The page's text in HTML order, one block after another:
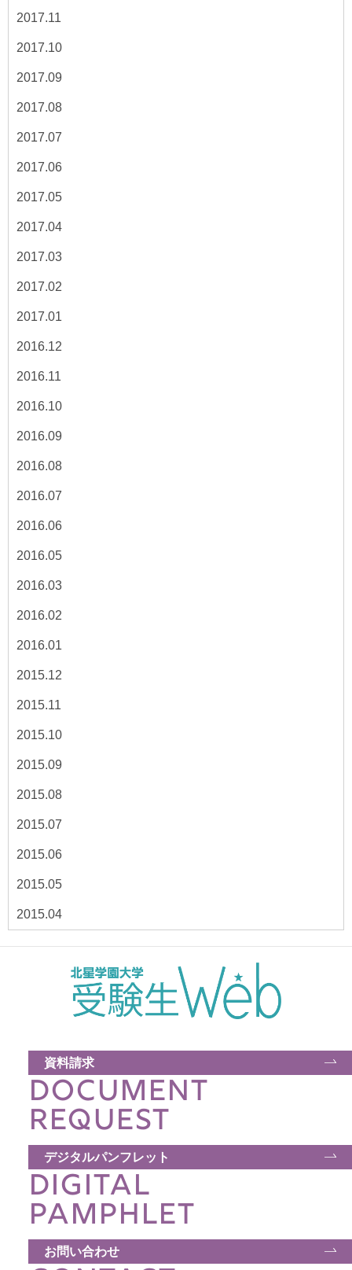
2017.11
2017.10
2017.09
2017.08
2017.07
2017.06
2017.05
2017.04
2017.03
2017.02
2017.01
2016.12
2016.11
2016.10
2016.09
2016.08
2016.07
2016.06
2016.05
2016.03
2016.02
2016.01
2015.12
2015.11
2015.10
2015.09
2015.08
2015.07
2015.06
2015.05
2015.04
資料請求
DOCUMENT
REQUEST
デジタルパンフレット
DIGITAL
PAMPHLET
お問い合わせ